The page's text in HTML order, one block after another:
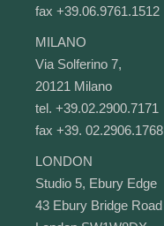
fax +39.06.9761.1512
MILANO
Via Solferino 7,
20121 Milano
tel. +39.02.2900.7171
fax +39. 02.2906.1768
LONDON
Studio 5, Ebury Edge
43 Ebury Bridge Road